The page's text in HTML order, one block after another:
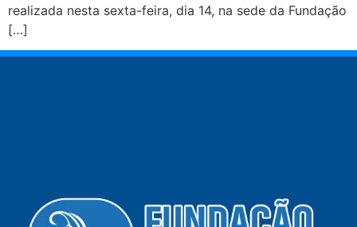
realizada nesta sexta-feira, dia 14, na sede da Fundação
[…]